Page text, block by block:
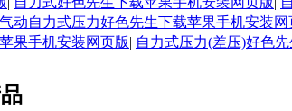
气动自力式压力好色先生下载苹果手机安装网
果手机安装网页版| 自力式压力(差压)好色